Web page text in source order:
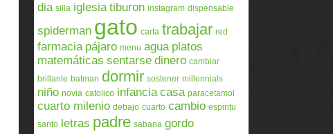
dia silla iglesia tiburon instagram dispensable
spiderman gato carta trabajar red
farmacia pájaro menu agua platos
matemáticas sentarse dinero cambiar
brillante batman dormir sostener millennials
niño novia catolico infancia casa paracetamol
cuarto milenio debajo cuarto cambio espiritu
santo letras padre sabana gordo